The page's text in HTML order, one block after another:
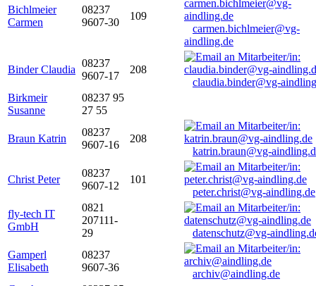
Bichlmeier
Carmen
08237
9607-30
109
carmen.bichlmeier@vg-
aindling.de
Binder Claudia
08237
9607-17
208
claudia.binder@vg-
Birkmeir
Susanne
08237 95
27 55
Braun Katrin
08237
9607-16
208
katrin.braun@vg-
Christ Peter
08237
9607-12
101
peter.christ@vg-aindling.de
fly-tech IT
GmbH
0821
207111-
29
datenschutz@vg-
Gamperl
Elisabeth
08237
9607-36
archiv@aindling.de